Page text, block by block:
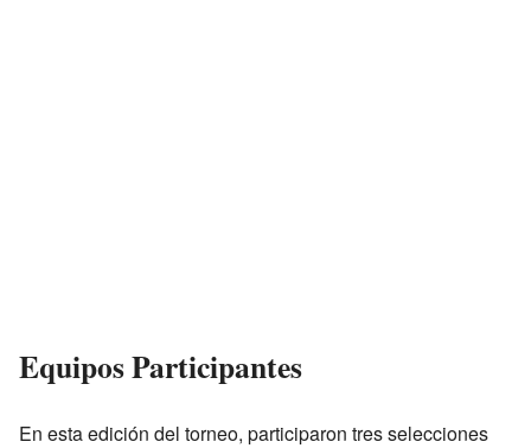
Equipos Participantes
En esta edición del torneo, participaron tres selecciones